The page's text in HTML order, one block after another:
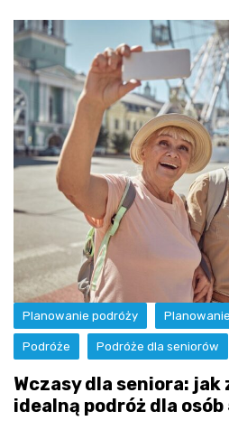
Planowanie podróży
Podróże Podróże dla seniorów
Wczasy dla seniora: jak
idealną podróż dla osób